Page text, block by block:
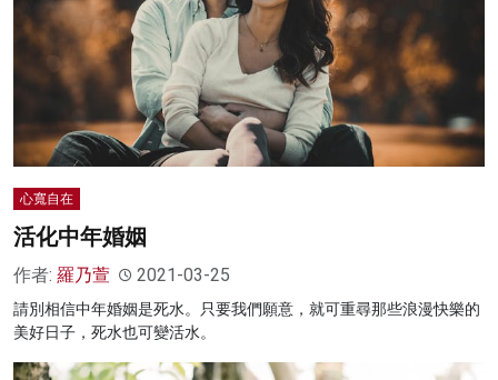
心寬自在
活化中年婚姻
作者: 羅乃萱 2021-03-25
請別相信中年婚姻是死水。只要我們願意，就可重尋那些浪漫快樂的
美好日子，死水也可變活水。